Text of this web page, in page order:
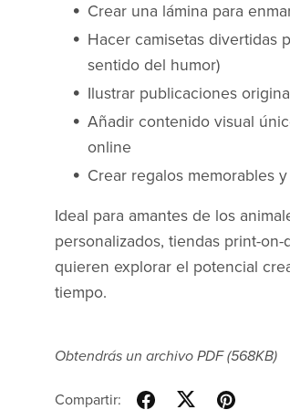
Crear una lámina para
Hacer camisetas divertidas
sentido del humor)
Ilustrar publicaciones
Añadir contenido visual
online
Crear regalos memorables
Ideal para amantes de los
personalizados, tiendas print-
quieren explorar el potencial
tiempo.
Obtendrás un archivo PDF(568KB)
Compartir: